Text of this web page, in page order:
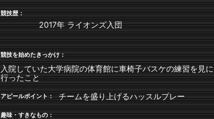
競技歴：
2017年 ライオンズ入団
競技を始めたきっかけ：
入院していた大学病院の体育館に車椅子バスケの練習を見に
行ったこと
アピールポイント： チームを盛り上げるハッスルプレー
趣味・すきなもの：